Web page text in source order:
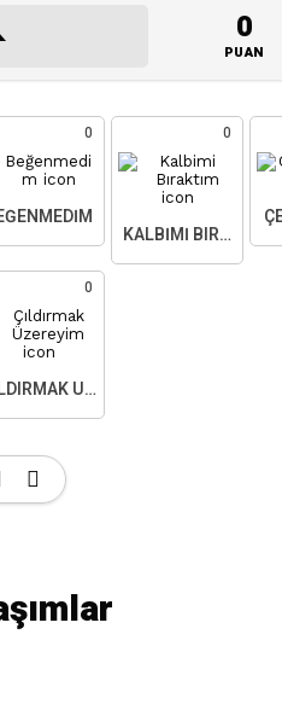
0
PUAN
0 0
KALBIMI BIRAKTIM
0
ÜZEREYIM